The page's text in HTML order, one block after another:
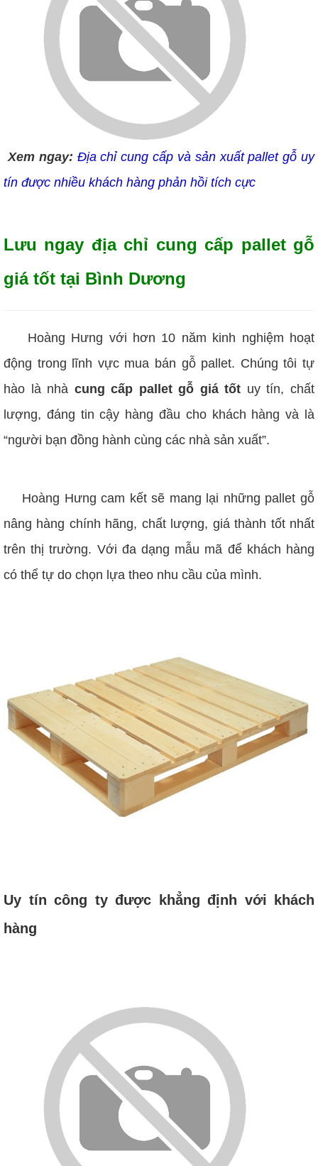
Xem ngay: Địa chỉ cung cấp và sản xuất pallet gỗ uy
tín được nhiều khách hàng phản hồi tích cực
Lưu ngay địa chỉ cung cấp pallet gỗ
giá tốt tại Bình Dương
Hoàng Hưng với hơn 10 năm kinh nghiệm hoạt
động trong lĩnh vực mua bán gỗ pallet. Chúng tôi tự
hào là nhà cung cấp pallet gỗ giá tốt uy tín, chất
lượng, đáng tin cậy hàng đầu cho khách hàng và là
“người bạn đồng hành cùng các nhà sản xuất”.
Hoàng Hưng cam kết sẽ mang lại những pallet gỗ
nâng hàng chính hãng, chất lượng, giá thành tốt nhất
trên thị trường. Với đa dạng mẫu mã để khách hàng
có thể tự do chọn lựa theo nhu cầu của mình.
Uy tín công ty được khẳng định với khách
hàng